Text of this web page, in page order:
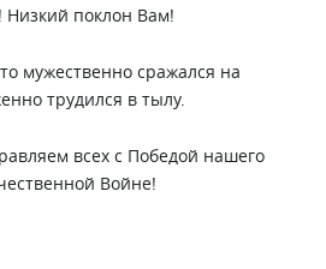
поклон Вам!
мужественно сражался на
трудился в тылу.
всех с Победой нашего
Войне!